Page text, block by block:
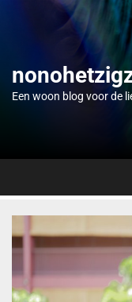
Een woon blog voor de